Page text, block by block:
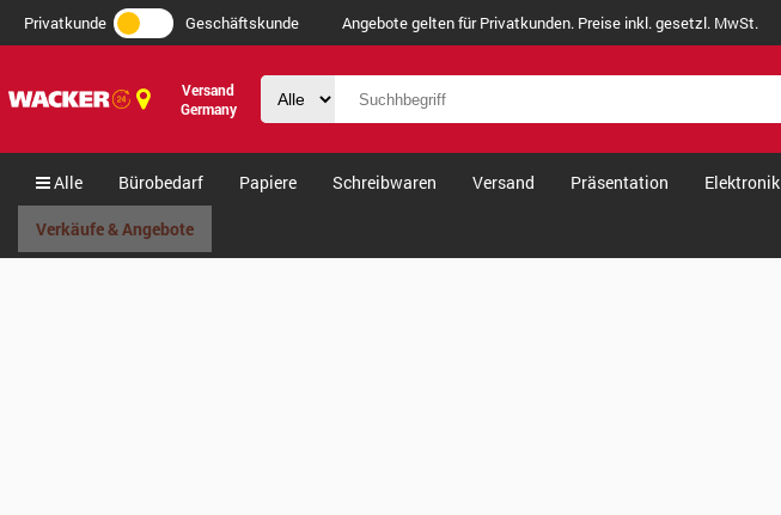
Privatkunde Geschäftskunde Angebote gelten für Privatkunden. Preise inkl. gesetzl. MwSt.
Versand
Germany
Alle Bürobedarf Papiere Schreibwaren Versand Präsentation Elektronik
Verkäufe & Angebote